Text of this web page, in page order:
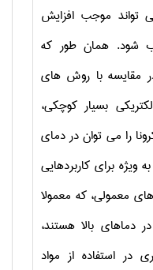
تواند موجب افزایش
شود. همان طور که
مقایسه با روش های
بسیار کوچکی،
را می توان در دمای
ویژه برای کاربردهایی
معمولی، که معمولا
بالا هستند،
در استفاده از مواد